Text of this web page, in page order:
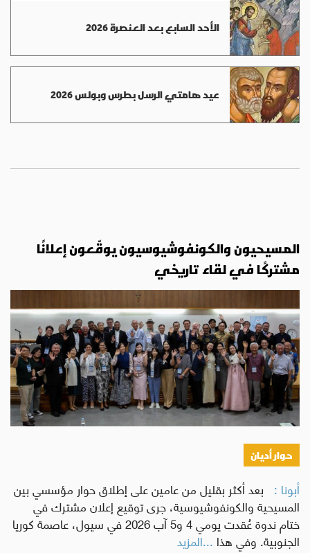
الأحد السابع بعد العنصرة 2026
عيد هامتي الرسل بطرس وبولس 2026
المسيحيون والكونفوشيوسيون يوقّعون إعلانًا
مشتركًا في لقاء تاريخي
حوار أديان
أبونا : بعد أكثر بقليل من عامين على إطلاق حوار مؤسسي بين
المسيحية والكونفوشيوسية، جرى توقيع إعلان مشترك في
ختام ندوة عُقدت يومي 4 و5 آب 2026 في سيول، عاصمة كوريا
الجنوبية. وفي هذا ...المزيد